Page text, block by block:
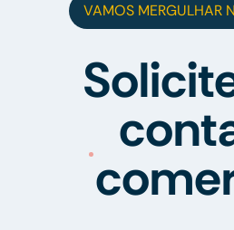
VAMOS MERGULHAR